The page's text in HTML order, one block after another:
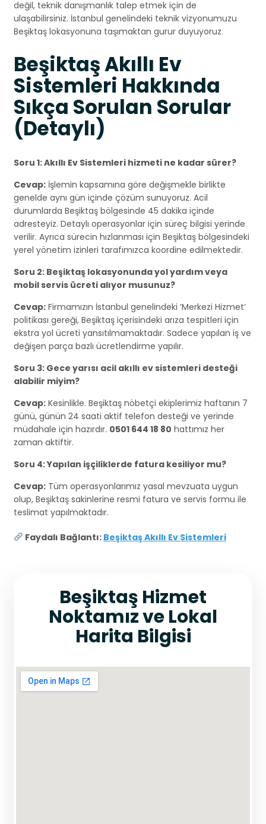
değil, teknik danışmanlık talep etmek için de
ulaşabilirsiniz. İstanbul genelindeki teknik vizyonumuzu
Beşiktaş lokasyonuna taşımaktan gurur duyuyoruz.
Beşiktaş Akıllı Ev
Sistemleri Hakkında
Sıkça Sorulan Sorular
(Detaylı)
Soru 1: Akıllı Ev Sistemleri hizmeti ne kadar sürer?
Cevap: İşlemin kapsamına göre değişmekle birlikte
genelde aynı gün içinde çözüm sunuyoruz. Acil
durumlarda Beşiktaş bölgesinde 45 dakika içinde
adresteyiz. Detaylı operasyonlar için süreç bilgisi yerinde
verilir. Ayrıca sürecin hızlanması için Beşiktaş bölgesindeki
yerel yönetim izinleri tarafımızca koordine edilmektedir.
Soru 2: Beşiktaş lokasyonunda yol yardım veya
mobil servis ücreti alıyor musunuz?
Cevap: Firmamızın İstanbul genelindeki ‘Merkezi Hizmet’
politikası gereği, Beşiktaş içerisindeki arıza tespitleri için
ekstra yol ücreti yansıtılmamaktadır. Sadece yapılan iş ve
değişen parça bazlı ücretlendirme yapılır.
Soru 3: Gece yarısı acil akıllı ev sistemleri desteği
alabilir miyim?
Cevap: Kesinlikle. Beşiktaş nöbetçi ekiplerimiz haftanın 7
günü, günün 24 saati aktif telefon desteği ve yerinde
müdahale için hazırdır. 0501 644 18 80 hattımız her
zaman aktiftir.
Soru 4: Yapılan işçiliklerde fatura kesiliyor mu?
Cevap: Tüm operasyonlarımız yasal mevzuata uygun
olup, Beşiktaş sakinlerine resmi fatura ve servis formu ile
teslimat yapılmaktadır.
Faydalı Bağlantı: Beşiktaş Akıllı Ev Sistemleri
Beşiktaş Hizmet
Noktamız ve Lokal
Harita Bilgisi